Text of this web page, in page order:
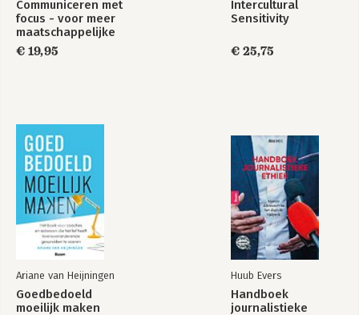
Fotografie: Ans Dekkers
Communiceren met
focus - voor meer
maatschappelijke
impact
€ 19,95
Intercultural
Sensitivity
€ 25,75
Ariane van Heijningen
Goedbedoeld
moeilijk maken
Huub Evers
Handboek
journalistieke